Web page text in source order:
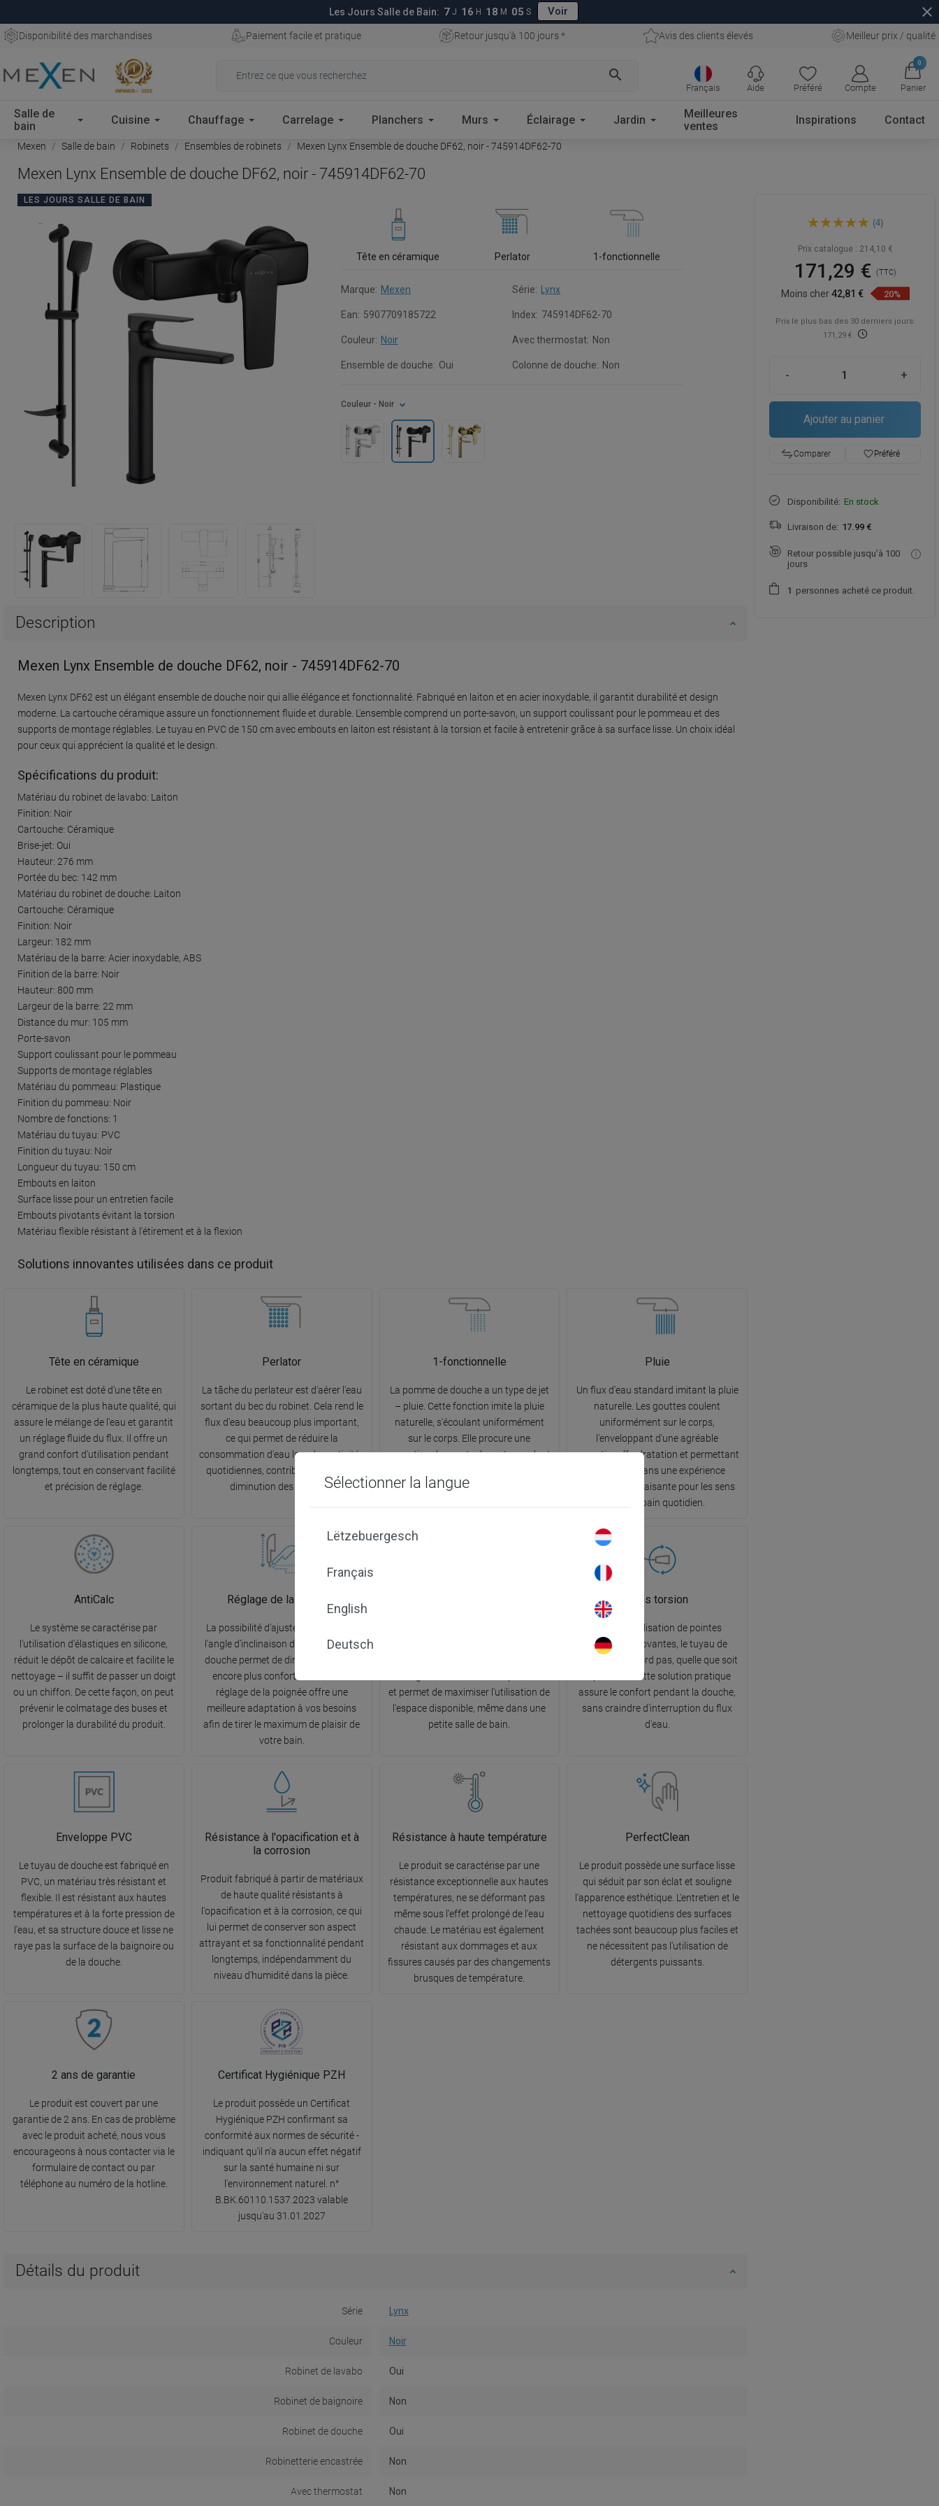
Les Jours Salle de Bain: 7 J 16 H 18 M 04 S Voir close
Disponibilité des marchandises Paiement facile et pratique Retour jusqu'à 100 jours * Avis des clients élevés Meilleur prix / qualité
Français
search
Préféré Compte
0
Panier
Aide
Salle de
bain
Cuisine Chauffage Carrelage Planchers Murs Éclairage Jardin
Meilleures
ventes
Inspirations Contact
Mexen Salle de bain Robinets Ensembles de robinets Mexen Lynx Ensemble de douche DF62, noir - 745914DF62-70
Mexen Lynx Ensemble de douche DF62, noir - 745914DF62-70
LES JOURS SALLE DE BAIN
Tête en céramique Perlator 1-fonctionnelle
Marque: Mexen Série: Lynx
Ean: 5907709185722 Index: 745914DF62-70
Couleur: Noir Avec thermostat: Non
Ensemble de douche: Oui Colonne de douche: Non
Couleur - Noir
Description
Mexen Lynx Ensemble de douche DF62, noir - 745914DF62-70
Mexen Lynx DF62 est un élégant ensemble de douche noir qui allie élégance et fonctionnalité. Fabriqué en laiton et en acier inoxydable, il garantit durabilité et design
moderne. La cartouche céramique assure un fonctionnement fluide et durable. L'ensemble comprend un porte-savon, un support coulissant pour le pommeau et des
supports de montage réglables. Le tuyau en PVC de 150 cm avec embouts en laiton est résistant à la torsion et facile à entretenir grâce à sa surface lisse. Un choix idéal
pour ceux qui apprécient la qualité et le design.
Spécifications du produit:
Matériau du robinet de lavabo: Laiton
Finition: Noir
Cartouche: Céramique
Brise-jet: Oui
Hauteur: 276 mm
Portée du bec: 142 mm
Matériau du robinet de douche: Laiton
Cartouche: Céramique
Finition: Noir
Largeur: 182 mm
Matériau de la barre: Acier inoxydable, ABS
Finition de la barre: Noir
Hauteur: 800 mm
Largeur de la barre: 22 mm
Distance du mur: 105 mm
Porte-savon
Support coulissant pour le pommeau
Supports de montage réglables
Matériau du pommeau: Plastique
Finition du pommeau: Noir
Nombre de fonctions: 1
Matériau du tuyau: PVC
Finition du tuyau: Noir
Longueur du tuyau: 150 cm
Embouts en laiton
Surface lisse pour un entretien facile
Embouts pivotants évitant la torsion
Matériau flexible résistant à l'étirement et à la flexion
Solutions innovantes utilisées dans ce produit
Tête en céramique
Le robinet est doté d'une tête en
céramique de la plus haute qualité, qui
assure le mélange de l'eau et garantit
un réglage fluide du flux. Il offre un
grand confort d'utilisation pendant
longtemps, tout en conservant facilité
et précision de réglage.
Perlator
La tâche du perlateur est d'aérer l'eau
sortant du bec du robinet. Cela rend le
flux d'eau beaucoup plus important,
ce qui permet de réduire la
consommation d'eau lors des activités
quotidiennes, contribuant ainsi à la
diminution des factures.
1-fonctionnelle
La pomme de douche a un type de jet
– pluie. Cette fonction imite la pluie
naturelle, s'écoulant uniformément
sur le corps. Elle procure une
sensation douce et relaxante pendant
moment de détente.
Pluie
Un flux d'eau standard imitant la pluie
naturelle. Les gouttes coulent
uniformément sur le corps,
l'enveloppant d'une agréable
sensation d'hydratation et permettant
de plonger dans une expérience
relaxante et apaisante pour les sens
lors du bain quotidien.
AntiCalc
Le système se caractérise par
l'utilisation d'élastiques en silicone,
réduit le dépôt de calcaire et facilite le
nettoyage – il suffit de passer un doigt
ou un chiffon. De cette façon, on peut
prévenir le colmatage des buses et
prolonger la durabilité du produit.
Réglage de la poignée
La possibilité d'ajuster la hauteur et
l'angle d'inclinaison de la poignée de
douche permet de diriger le jet d'eau
encore plus confortablement. Le
réglage de la poignée offre une
meilleure adaptation à vos besoins
afin de tirer le maximum de plaisir de
votre bain.
et permet de maximiser l'utilisation de
l'espace disponible, même dans une
petite salle de bain.
Sans torsion
Grâce à l'utilisation de pointes
rotatives innovantes, le tuyau de
douche ne se tord pas, quelle que soit
la position. Cette solution pratique
assure le confort pendant la douche,
sans craindre d'interruption du flux
d'eau.
Enveloppe PVC
Le tuyau de douche est fabriqué en
PVC, un matériau très résistant et
flexible. Il est résistant aux hautes
températures et à la forte pression de
l'eau, et sa structure douce et lisse ne
raye pas la surface de la baignoire ou
de la douche.
Résistance à l'opacification et à
la corrosion
Produit fabriqué à partir de matériaux
de haute qualité résistants à
l'opacification et à la corrosion, ce qui
lui permet de conserver son aspect
attrayant et sa fonctionnalité pendant
longtemps, indépendamment du
niveau d'humidité dans la pièce.
Résistance à haute température
Le produit se caractérise par une
résistance exceptionnelle aux hautes
températures, ne se déformant pas
même sous l'effet prolongé de l'eau
chaude. Le matériau est également
résistant aux dommages et aux
fissures causés par des changements
brusques de température.
PerfectClean
Le produit possède une surface lisse
qui séduit par son éclat et souligne
l'apparence esthétique. L'entretien et le
nettoyage quotidiens des surfaces
tachées sont beaucoup plus faciles et
ne nécessitent pas l'utilisation de
détergents puissants.
2 ans de garantie
Le produit est couvert par une
garantie de 2 ans. En cas de problème
avec le produit acheté, nous vous
encourageons à nous contacter via le
formulaire de contact ou par
téléphone au numéro de la hotline.
Certificat Hygiénique PZH
Le produit possède un Certificat
Hygiénique PZH confirmant sa
conformité aux normes de sécurité -
indiquant qu'il n'a aucun effet négatif
sur la santé humaine ni sur
l'environnement naturel. n°
B.BK.60110.1537.2023 valable
jusqu'au 31.01.2027
Détails du produit
Série Lynx
Couleur Noir
Robinet de lavabo Oui
Robinet de baignoire Non
Robinet de douche Oui
Robinetterie encastrée Non
Avec thermostat Non
douche DF62, noir -(4)
Prix catalogue : 214,10 €
171,29 € (TTC)
Moins cher42,81 € 20%
Prix ​​le plus bas des 30 derniers jours:
171,29 €
- +
Ajouter au panier
Comparer favorite_borderPréféré
Disponibilité: En stock
Livraison de: 17.99 €
Retour possible jusqu’à 100
jours
1 personnes acheté ce produit.
Sélectionner la langue
Français
English
Deutsch
Lëtzebuergesch